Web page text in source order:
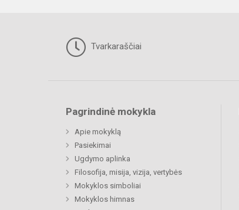
Tvarkaraščiai
Pagrindinė mokykla
Apie mokyklą
Pasiekimai
Ugdymo aplinka
Filosofija, misija, vizija, vertybės
Mokyklos simboliai
Mokyklos himnas